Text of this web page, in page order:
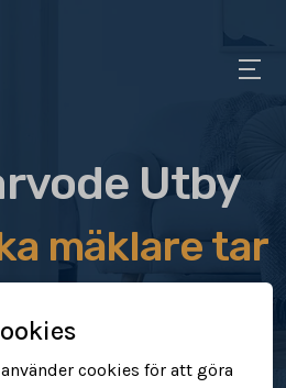
Utby
mäklare tar
cookies för att göra